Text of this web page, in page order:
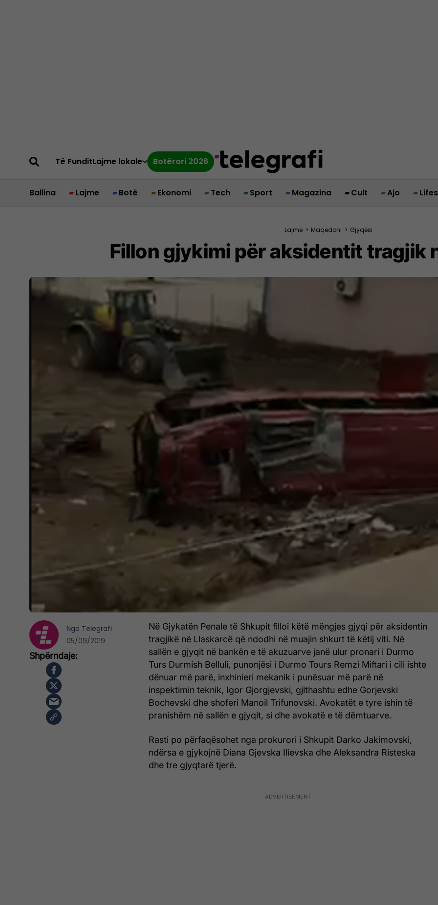
Të FunditLajme lokale Botërori 2026
Ballina Lajme Botë Ekonomi Tech Sport Magazina Cult Ajo
Lajme > Maqedoni > Gjyqësi
Fillon gjykimi për aksidentit tragjik
Në Gjykatën Penale të Shkupit filloi këtë mëngjes gjyqi për aksidentin
tragjikë në Llaskarcë që ndodhi në muajin shkurt të këtij viti. Në
sallën e gjyqit në bankën e të akuzuarve janë ulur pronari i Durmo
Turs Durmish Belluli, punonjësi i Durmo Tours Remzi Miftari i cili ishte
dënuar më parë, inxhinieri mekanik i punësuar më parë në
inspektimin teknik, Igor Gjorgjevski, gjithashtu edhe Gorjevski
Bochevski dhe shoferi Manoil Trifunovski. Avokatët e tyre ishin të
pranishëm në sallën e gjyqit, si dhe avokatë e të dëmtuarve.
Rasti po përfaqësohet nga prokurori i Shkupit Darko Jakimovski,
ndërsa e gjykojnë Diana Gjevska Ilievska dhe Aleksandra Risteska
dhe tre gjyqtarë tjerë.
Nga Telegrafi
05/09/2019